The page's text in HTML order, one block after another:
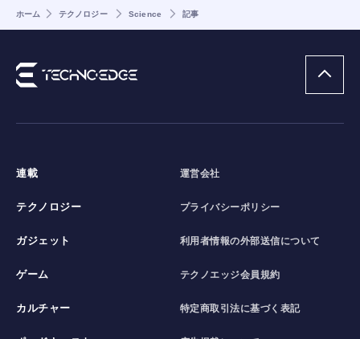
ホーム テクノロジー Science 記事
連載
テクノロジー
ガジェット
ゲーム
カルチャー
運営会社
プライバシーポリシー
利用者情報の外部送信について
テクノエッジ会員規約
特定商取引法に基づく表記